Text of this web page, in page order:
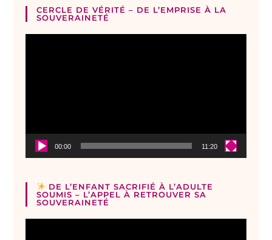
CERCLE DE VÉRITÉ – DE L’EMPRISE À LA
SOUVERAINETÉ
00:00 11:20
DE L’ENFANT SACRIFIÉ À L’ADULTE
SOUMIS – L’APPEL À RETROUVER SA
SOUVERAINETÉ